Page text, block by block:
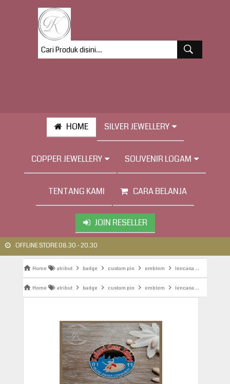
HOME SILVER JEWELLERY
COPPER JEWELLERY SOUVENIR LOGAM
TENTANG KAMI CARA BELANJA
JOIN RESELLER
OFFLINE STORE 08.30 - 20.30
Home atribut badge custom pin emblem lencana
Home atribut badge custom pin emblem lencana